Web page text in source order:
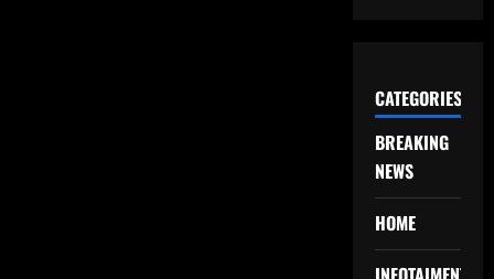
CATEGORIES
BREAKING
NEWS
HOME